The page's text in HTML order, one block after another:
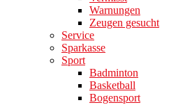
Warnungen
Zeugen gesucht
Service
Sparkasse
Sport
Badminton
Basketball
Bogensport